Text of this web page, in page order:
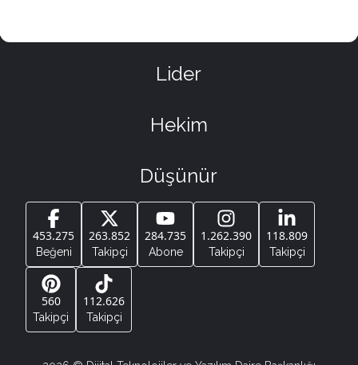
Lider
Hekim
Düşünür
453.275
Beğeni
263.852
Takipçi
284.735
Abone
1.262.390
Takipçi
118.809
Takipçi
560
Takipçi
112.626
Takipçi